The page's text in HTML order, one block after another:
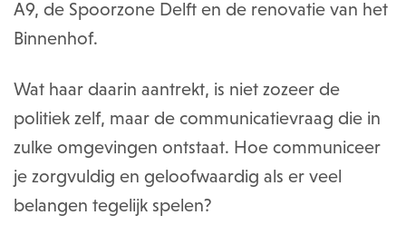
A9, de Spoorzone Delft en de renovatie van het
Binnenhof.
Wat haar daarin aantrekt, is niet zozeer de
politiek zelf, maar de communicatievraag die in
zulke omgevingen ontstaat. Hoe communiceer
je zorgvuldig en geloofwaardig als er veel
belangen tegelijk spelen?